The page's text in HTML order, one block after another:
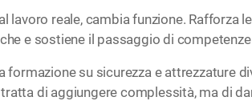
lavoro reale, cambia funzione. Rafforza
e sostiene il passaggio di
su sicurezza e attrezzature
di aggiungere complessità, ma di